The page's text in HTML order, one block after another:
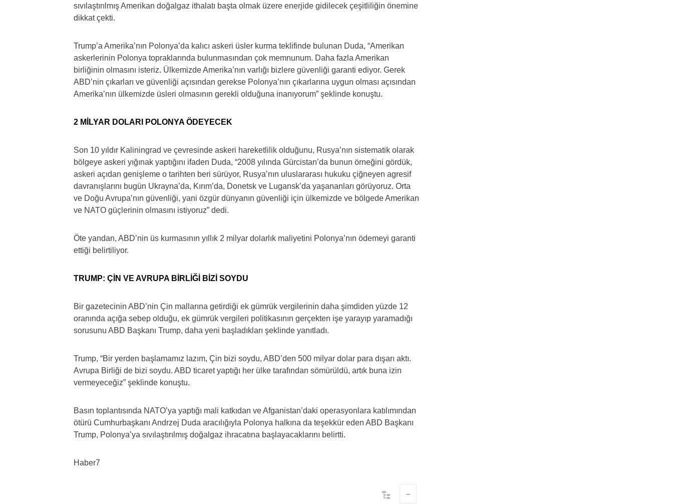
sıvılaştırılmış Amerikan doğalgaz ithalatı başta olmak üzere enerjide gidilecek çeşitliliğin önemine
dikkat çekti.
Trump’a Amerika’nın Polonya’da kalıcı askeri üsler kurma teklifinde bulunan Duda, “Amerikan
askerlerinin Polonya topraklarında bulunmasından çok memnunum. Daha fazla Amerikan
birliğinin olmasını isteriz. Ülkemizde Amerika’nın varlığı bizlere güvenliği garanti ediyor. Gerek
ABD’nin çıkarları ve güvenliği açısından gerekse Polonya’nın çıkarlarına uygun olması açısından
Amerika’nın ülkemizde üsleri olmasının gerekli olduğuna inanıyorum” şeklinde konuştu.
2 MİLYAR DOLARI POLONYA ÖDEYECEK
Son 10 yıldır Kaliningrad ve çevresinde askeri hareketlilik olduğunu, Rusya’nın sistematik olarak
bölgeye askeri yığınak yaptığını ifaden Duda, “2008 yılında Gürcistan’da bunun örneğini gördük,
askeri açıdan genişleme o tarihten beri sürüyor, Rusya’nın uluslararası hukuku çiğneyen agresif
davranışlarını bugün Ukrayna’da, Kırım’da, Donetsk ve Lugansk’da yaşananları görüyoruz. Orta
ve Doğu Avrupa’nın güvenliği, yani özgür dünyanın güvenliği için ülkemizde ve bölgede Amerikan
ve NATO güçlerinin olmasını istiyoruz” dedi.
Öte yandan, ABD’nin üs kurmasının yıllık 2 milyar dolarlık maliyetini Polonya’nın ödemeyi garanti
ettiği belirtiliyor.
TRUMP: ÇİN VE AVRUPA BİRLİĞİ BİZİ SOYDU
Bir gazetecinin ABD’nin Çin mallarına getirdiği ek gümrük vergilerinin daha şimdiden yüzde 12
oranında açığa sebep olduğu, ek gümrük vergileri politikasının gerçekten işe yarayıp yaramadığı
sorusunu ABD Başkanı Trump, daha yeni başladıkları şeklinde yanıtladı.
Trump, “Bir yerden başlamamız lazım, Çin bizi soydu, ABD’den 500 milyar dolar para dışarı aktı.
Avrupa Birliği de bizi soydu. ABD ticaret yaptığı her ülke tarafından sömürüldü, artık buna izin
vermeyeceğiz” şeklinde konuştu.
Basın toplantısında NATO’ya yaptığı mali katkıdan ve Afganistan’daki operasyonlara katılımından
ötürü Cumhurbaşkanı Andrzej Duda aracılığıyla Polonya halkına da teşekkür eden ABD Başkanı
Trump, Polonya’ya sıvılaştırılmış doğalgaz ihracatına başlayacaklarını belirtti.
Haber7
--